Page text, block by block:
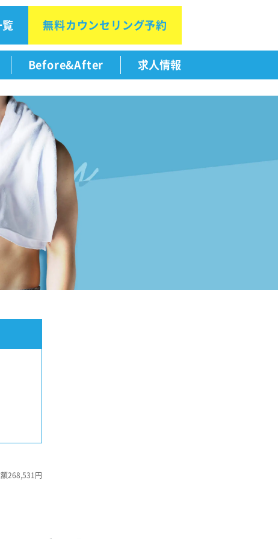
無料カウンセリング予約
Before&After 求人情報
268,531円